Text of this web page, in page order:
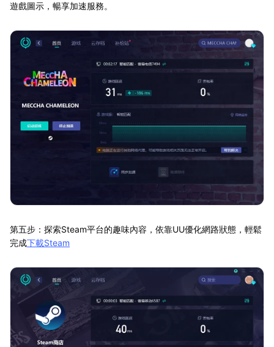
遊戲圖示，暢享加速服務。
第五步：探索Steam平台的趣味內容，依靠UU優化網路狀態，輕鬆
完成下載Steam